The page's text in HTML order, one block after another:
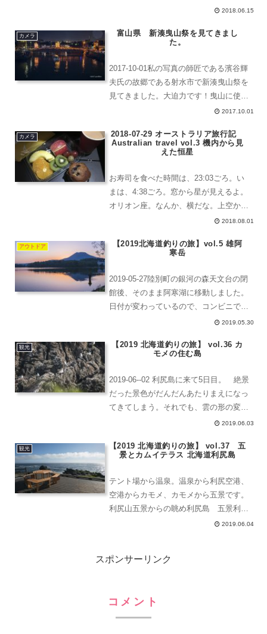
を目指すことにしました。その途中、朝
る間垣の里も通りました。天気が良けれ
2018.06.15
カメラ
富山県 新湊曳山祭を見てきまし
た。
2017-10-01私の写真の師匠である濱谷輝
夫氏の故郷である射水市で新湊曳山祭を
見てきました。大迫力です！曳山に使わ
れている山車は電線よりも高く、どうや
山車の一番上に、牡牛座のマーク♉️のツ
ノ部分のよう...
2017.10.01
カメラ
2018-07-29 オーストラリア旅行記
Australian travel vol.3 機内から見
えた恒星
お寿司を食べた時間は、23:03ごろ。い
まは、4:38ごろ。窓から星が見えるよ。
オリオン座。なんか、横だな。上空から
だと、高速で移動しているため星の写真
イカレンズがついたカメラや、sonyのカ
2018.08.01
アウトドア
【2019北海道釣りの旅】vol.5 雄阿
寒岳
2019-05-27陸別町の銀河の森天文台の閉
館後、そのまま阿寒湖に移動しました。
日付が変わっているので、コンビニで遊
漁券を買います。2年前と変わらず1500
日の出です。地平線からはもう出てる感
2019.05.30
観光
【2019 北海道釣りの旅】 vol.36 カ
モメの住む島
2019-06--02 利尻島に来て5日目。 絶景
だった景色がだんだんあたりまえになっ
てきてしまう。それでも、雲の形の変化
や色々な観光地が設置されていて、観光
は、初めて訪れたせっかくの利尻島の観
2019.06.03
観光
【2019 北海道釣りの旅】 vol.37 五
景とカムイテラス 北海道利尻島
テント場から温泉。温泉から利尻空港、
空港からカモメ、カモメから五景です。
利尻山五景からの眺め利尻島 五景利尻
山 五景よりこの角度からの利尻山もか
岩もある。この岩なんだろ...
2019.06.04
スポンサーリンク
コメント